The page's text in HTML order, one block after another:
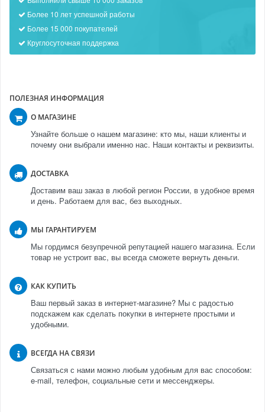
Более 10 лет успешной работы
Более 15 000 покупателей
Круглосуточная поддержка
ПОЛЕЗНАЯ ИНФОРМАЦИЯ
О МАГАЗИНЕ
Узнайте больше о нашем магазине: кто мы, наши клиенты и
почему они выбрали именно нас. Наши контакты и реквизиты.
ДОСТАВКА
Доставим ваш заказ в любой регион России, в удобное время
и день. Работаем для вас, без выходных.
МЫ ГАРАНТИРУЕМ
Мы гордимся безупречной репутацией нашего магазина. Если
товар не устроит вас, вы всегда сможете вернуть деньги.
КАК КУПИТЬ
Ваш первый заказ в интернет-магазине? Мы с радостью
подскажем как сделать покупки в интернете простыми и
удобными.
ВСЕГДА НА СВЯЗИ
Связаться с нами можно любым удобным для вас способом:
e-mail, телефон, социальные сети и мессенджеры.